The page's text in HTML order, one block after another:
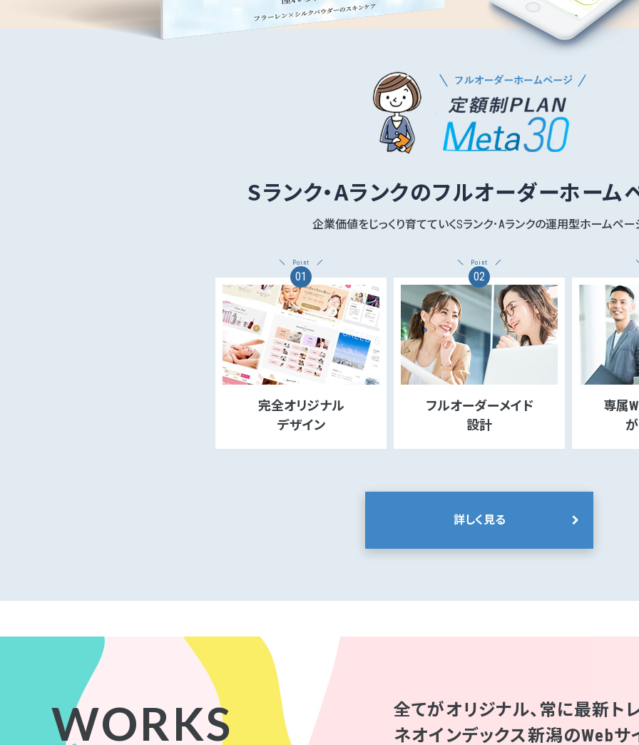
Sランク・Aランクのフルオーダーホーム
企業価値をじっくり育てていくSランク･Aランクの運用型ホームペー
Point
01
完全オリジナル
デザイン
Point
02
フルオーダーメイド
設計
専属
詳しく見る
WORKS
全てがオリジナル、常に最新ト
ネオインデックス新潟のWebサ